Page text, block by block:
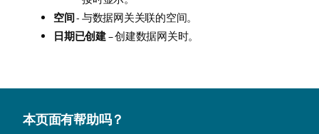
空间- 与数据网关关联的空间。
日期已创建– 创建数据网关时。
本页面有帮助吗？